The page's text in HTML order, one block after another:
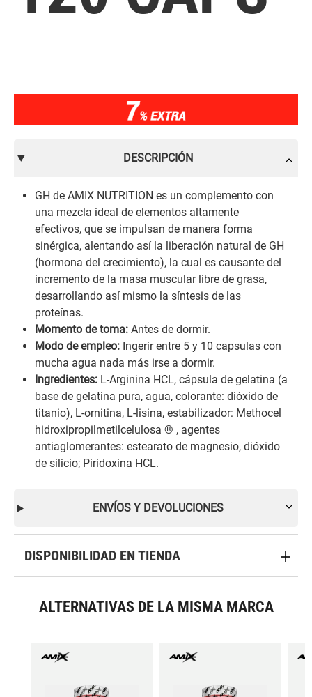
DESCRIPCIÓN
GH de AMIX NUTRITION es un complemento con
una mezcla ideal de elementos altamente
efectivos, que se impulsan de manera forma
sinérgica, alentando así la liberación natural de GH
(hormona del crecimiento), la cual es causante del
incremento de la masa muscular libre de grasa,
desarrollando así mismo la síntesis de las
proteínas.
Momento de toma: Antes de dormir.
Modo de empleo: Ingerir entre 5 y 10 capsulas con
mucha agua nada más irse a dormir.
Ingredientes: L-Arginina HCL, cápsula de gelatina (a
base de gelatina pura, agua, colorante: dióxido de
titanio), L-ornitina, L-lisina, estabilizador: Methocel
hidroxipropilmetilcelulosa ® , agentes
antiaglomerantes: estearato de magnesio, dióxido
de silicio; Piridoxina HCL.
ENVÍOS Y DEVOLUCIONES
DISPONIBILIDAD EN TIENDA
ALTERNATIVAS DE LA MISMA MARCA